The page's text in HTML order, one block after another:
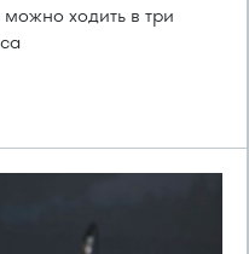
ходить в три